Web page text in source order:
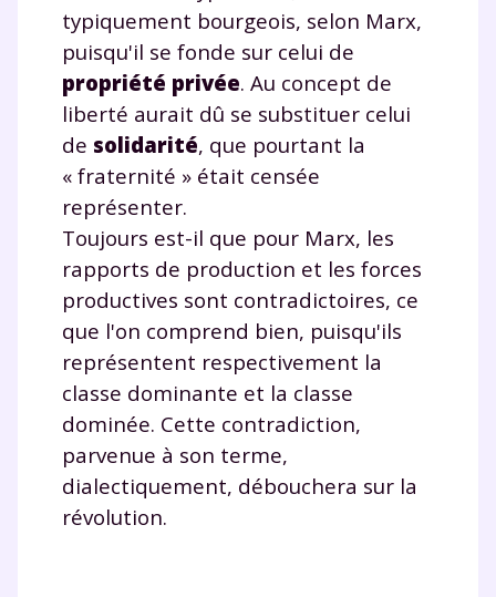
typiquement bourgeois, selon Marx,
puisqu'il se fonde sur celui de
propriété privée. Au concept de
liberté aurait dû se substituer celui
de solidarité, que pourtant la
« fraternité » était censée
représenter.
Toujours est-il que pour Marx, les
rapports de production et les forces
productives sont contradictoires, ce
que l'on comprend bien, puisqu'ils
représentent respectivement la
classe dominante et la classe
dominée. Cette contradiction,
parvenue à son terme,
dialectiquement, débouchera sur la
révolution.